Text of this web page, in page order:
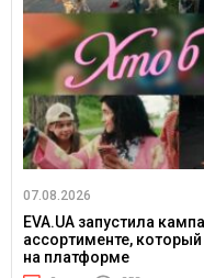
07.08.2026
EVA.UA запустила
ассортименте,
на платформе